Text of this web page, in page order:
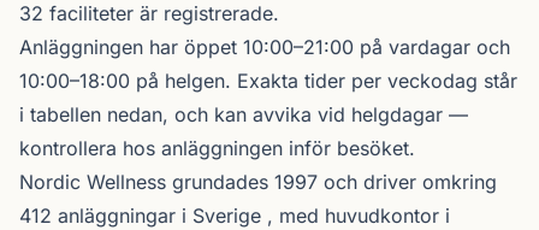
32 faciliteter är registrerade.
Anläggningen har öppet 10:00–21:00 på vardagar och
10:00–18:00 på helgen. Exakta tider per veckodag står
i tabellen nedan, och kan avvika vid helgdagar —
kontrollera hos anläggningen inför besöket.
Nordic Wellness grundades 1997 och driver omkring
412 anläggningar i Sverige , med huvudkontor i